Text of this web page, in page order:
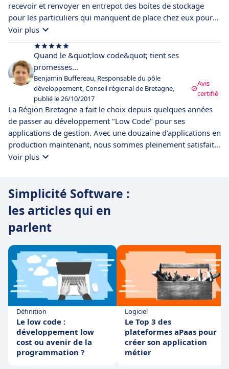
recevoir et renvoyer en entrepot des boites de stockage
pour les particuliers qui manquent de place chez eux pour
tout ranger. Tout développer en interne ? Il y avait un
module de sortie de stock, un module de suivi logistique, un
module de réception. de changement d'état et de gestion de
stock, un module de paiement etc...tout cela développé
mille fois. Plutôt que réinventer la roue, Simplicité nous a
construit le module de données et organisé autour de cela
les différents modules déjà développés par leurs soins pour
avoir un système 100% opérationnel en quelques mois.
C'est rapide, robuste et très complet. Cerise sur le gateu :
l'équipe de Simplicité Sotware a été toujours hyper
disponible pour les améliorations et changements en temsp
réel. Ce service ApaaS mérite vraiment la peine d'être
Voir plus
Quand le &quot;low code&quot; tient ses
promesses...
Benjamin Buffereau, Responsable du pôle
développement, Conseil régional de Bretagne,
publié le 26/10/2017
Avis
certifié
La Région Bretagne a fait le choix depuis quelques années
de passer au développement "Low Code" pour ses
applications de gestion. Avec une douzaine d'applications en
production maintenant, nous sommes pleinement satisfaits
: nous avons gagné en agilité, en TTM, en maintenabilité.
pour l'auto-hébergement, et apprécions particulièrement la
facilité d'intégration au système d'informations de
Simplicité: modèle de données compréhensible, stockage
relationnel, API REST, connecteurs de gestion des identités...
Voir plus
Simplicité Software :
les articles qui en
parlent
Définition
Le low code :
développement low
cost ou avenir de la
programmation ?
Logiciel
Le Top 3 des
plateformes aPaas pour
créer son application
métier